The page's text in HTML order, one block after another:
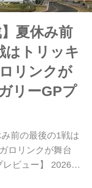
】夏休み前
はトリッキ
リンクが
リーGPプ
み前の最後の1戦は
ロリンクが舞台
レビュー】 2026年